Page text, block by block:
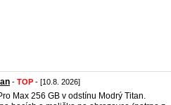
- TOP - [10.8. 2026]
Max 256 GB v odstínu Modrý Titan.